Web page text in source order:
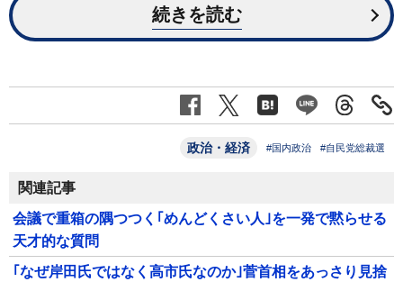
続きを読む
政治・経済 #国内政治 #自民党総裁選
関連記事
会議で重箱の隅つつく｢めんどくさい人｣を一発で黙らせる
天才的な質問
｢なぜ岸田氏ではなく高市氏なのか｣菅首相をあっさり見捨